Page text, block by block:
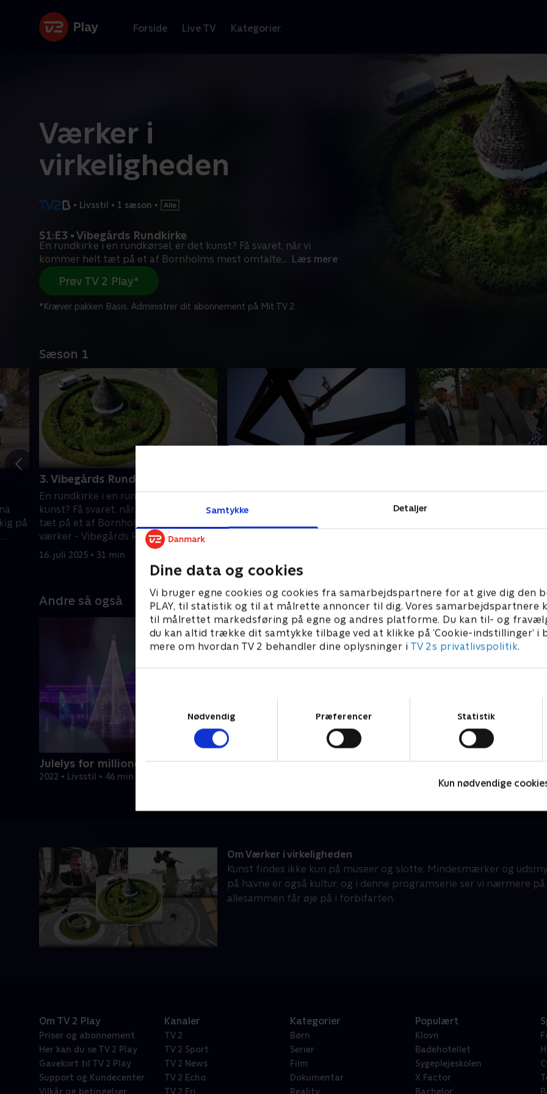
Samtykke Detaljer
Dine data og cookies
Vi bruger egne cookies og cookies fra samarbejdspartnere for at give dig den
PLAY, til statistik og til at målrette annoncer til dig. Vores samarbejdspartnere
til målrettet markedsføring på egne og andres platforme. Du kan til- og
du kan altid trække dit samtykke tilbage ved at klikke på ’Cookie-indstillinger’ i
mere om hvordan TV 2 behandler dine oplysninger i TV 2s privatlivspolitik.
Nødvendig
Præferencer Statistik
Kun nødvendige
Forside Live TV Kategorier
Værker i
virkeligheden
• Livsstil • 1 sæson •
S1:E3 • Vibegårds Rundkirke
En rundkirke i en rundkørsel, er det kunst? Få svaret, når vi
kommer helt tæt på et af Bornholms mest omtalte... Læs mere
Prøv TV 2 Play*
*Kræver pakken Basis. Administrer dit abonnement på Mit TV 2.
Sæson 1
på
3. Vibegårds Rundkirke
En rundkirke i en rundkørsel, er det
kunst? Få svaret, når vi kommer helt
tæt på et af Bornholms mest omtalte
værker - Vibegårds Rundkirke.
16. juli 2025 • 31 min
rundkørslen ved Snorrebakken i
en granitskulptur, som der
Andre så også
Julelys for millioner
2022 • Livsstil • 46 min
Jul på slottet - Warwick
Om Værker i virkeligheden
Kunst findes ikke kun på museer og slotte. Mindesmærker og
på havne er også kultur, og i denne programserie ser vi nærmere
allesammen får øje på i forbifarten.
Om TV 2 Play
Priser og abonnement
Her kan du se TV 2 Play
Gavekort til TV 2 Play
Support og Kundecenter
Vilkår og betingelser
Kanaler
TV 2
TV 2 Sport
TV 2 News
TV 2 Echo
TV 2 Fri
Kategorier
Børn
Serier
Film
Dokumentar
Reality
Populært
Klovn
Badehotellet
Sygeplejeskolen
X Factor
Bachelor